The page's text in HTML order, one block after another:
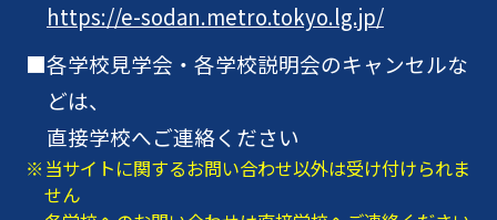
https://e-sodan.metro.tokyo.lg.jp/
各学校見学会・各学校説明会のキャンセルな
どは、
直接学校へご連絡ください
当サイトに関するお問い合わせ以外は受け付けられま
せん